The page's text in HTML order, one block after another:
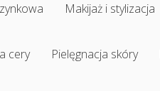
Makijaż i stylizacja
cery Pielęgnacja skóry